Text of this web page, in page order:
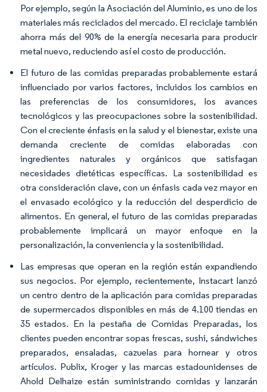
Por ejemplo, según la Asociación del Aluminio, es uno de los
materiales más reciclados del mercado. El reciclaje también
ahorra más del 90% de la energía necesaria para producir
metal nuevo, reduciendo así el costo de producción.
El futuro de las comidas preparadas probablemente estará
influenciado por varios factores, incluidos los cambios en
las preferencias de los consumidores, los avances
tecnológicos y las preocupaciones sobre la sostenibilidad.
Con el creciente énfasis en la salud y el bienestar, existe una
demanda creciente de comidas elaboradas con
ingredientes naturales y orgánicos que satisfagan
necesidades dietéticas específicas. La sostenibilidad es
otra consideración clave, con un énfasis cada vez mayor en
el envasado ecológico y la reducción del desperdicio de
alimentos. En general, el futuro de las comidas preparadas
probablemente implicará un mayor enfoque en la
personalización, la conveniencia y la sostenibilidad.
Las empresas que operan en la región están expandiendo
sus negocios. Por ejemplo, recientemente, Instacart lanzó
un centro dentro de la aplicación para comidas preparadas
de supermercados disponibles en más de 4.100 tiendas en
35 estados. En la pestaña de Comidas Preparadas, los
clientes pueden encontrar sopas frescas, sushi, sándwiches
preparados, ensaladas, cazuelas para hornear y otros
artículos. Publix, Kroger y las marcas estadounidenses de
Ahold Delhaize están suministrando comidas y lanzarán